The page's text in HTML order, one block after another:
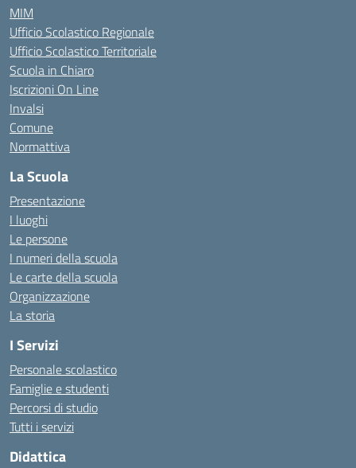
MIM
Ufficio Scolastico Regionale
Ufficio Scolastico Territoriale
Scuola in Chiaro
Iscrizioni On Line
Invalsi
Comune
Normattiva
La Scuola
Presentazione
I luoghi
Le persone
I numeri della scuola
Le carte della scuola
Organizzazione
La storia
I Servizi
Personale scolastico
Famiglie e studenti
Percorsi di studio
Tutti i servizi
Didattica